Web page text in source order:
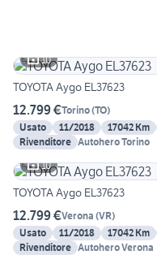
10
TOYOTA Aygo EL37623
12.799 €Torino(TO)
Usato
11/2018 17042 Km
Rivenditore Autohero Torino
10
TOYOTA Aygo EL37623
12.799 €Verona (VR)
Usato
11/2018 17042 Km
Rivenditore Autohero Verona